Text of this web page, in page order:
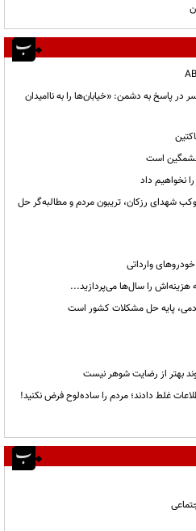
در پاسخ به دشمن: «خیابان‌ها را به ناامیدان
خشمگین است
نخواهیم داد
شهدای رزکان، تریبون مردم و مطالبه‌گر حل
وارداتی
پایه حل مشکلات کشور است
بهتر از رضایت شوهر نیست
غلط دادند؛ مردم را ساده‌لوح فرض نکنید!